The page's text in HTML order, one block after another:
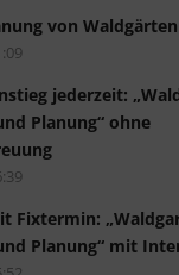
von Waldgärten
jederzeit:
Planung“ ohne
Fixtermin:
Planung“ mit